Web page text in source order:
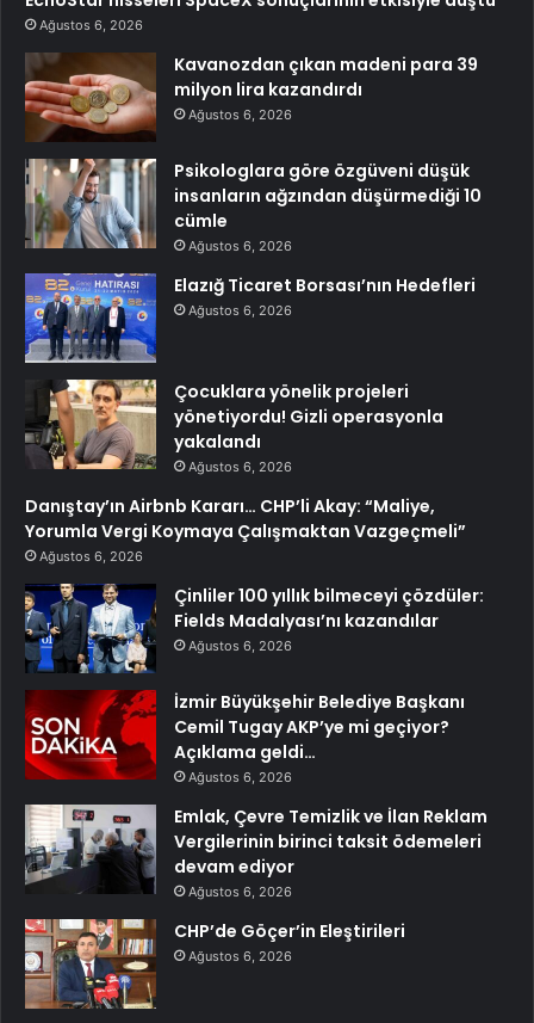
Ağustos 6, 2026
Kavanozdan çıkan madeni para 39
milyon lira kazandırdı
Ağustos 6, 2026
Psikologlara göre özgüveni düşük
insanların ağzından düşürmediği 10
cümle
Ağustos 6, 2026
Elazığ Ticaret Borsası’nın Hedefleri
Ağustos 6, 2026
Çocuklara yönelik projeleri
yönetiyordu! Gizli operasyonla
yakalandı
Ağustos 6, 2026
Danıştay’ın Airbnb Kararı… CHP’li Akay: “Maliye,
Yorumla Vergi Koymaya Çalışmaktan Vazgeçmeli”
Ağustos 6, 2026
Çinliler 100 yıllık bilmeceyi çözdüler:
Fields Madalyası’nı kazandılar
Ağustos 6, 2026
İzmir Büyükşehir Belediye Başkanı
Cemil Tugay AKP’ye mi geçiyor?
Açıklama geldi…
Ağustos 6, 2026
Emlak, Çevre Temizlik ve İlan Reklam
Vergilerinin birinci taksit ödemeleri
devam ediyor
Ağustos 6, 2026
CHP’de Göçer’in Eleştirileri
Ağustos 6, 2026